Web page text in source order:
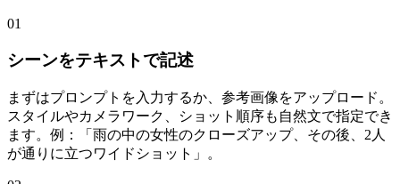
01
シーンをテキストで記述
まずはプロンプトを入力するか、参考画像をアップロード。
スタイルやカメラワーク、ショット順序も自然文で指定でき
ます。例：「雨の中の女性のクローズアップ、その後、2人
が通りに立つワイドショット」。